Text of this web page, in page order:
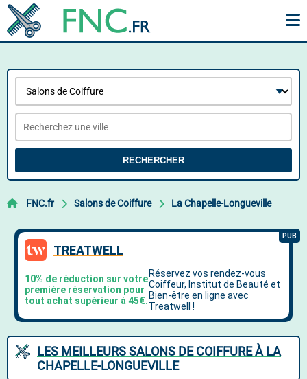
RECHERCHER
FNC.fr Salons de Coiffure La Chapelle-Longueville
LES MEILLEURS SALONS DE COIFFURE À LA
CHAPELLE-LONGUEVILLE